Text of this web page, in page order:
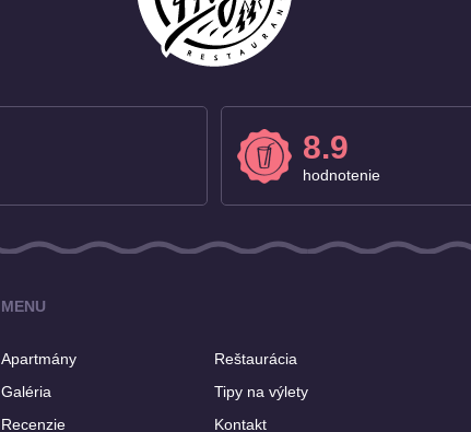
8.9
hodnotenie
MENU
Apartmány
Reštaurácia
Galéria
Tipy na výlety
Recenzie
Kontakt